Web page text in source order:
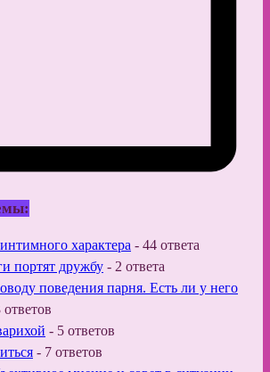
характера - 44 ответа
портят дружбу - 2 ответа
поведения парня. Есть ли у него
ответов
- 5 ответов
- 7 ответов